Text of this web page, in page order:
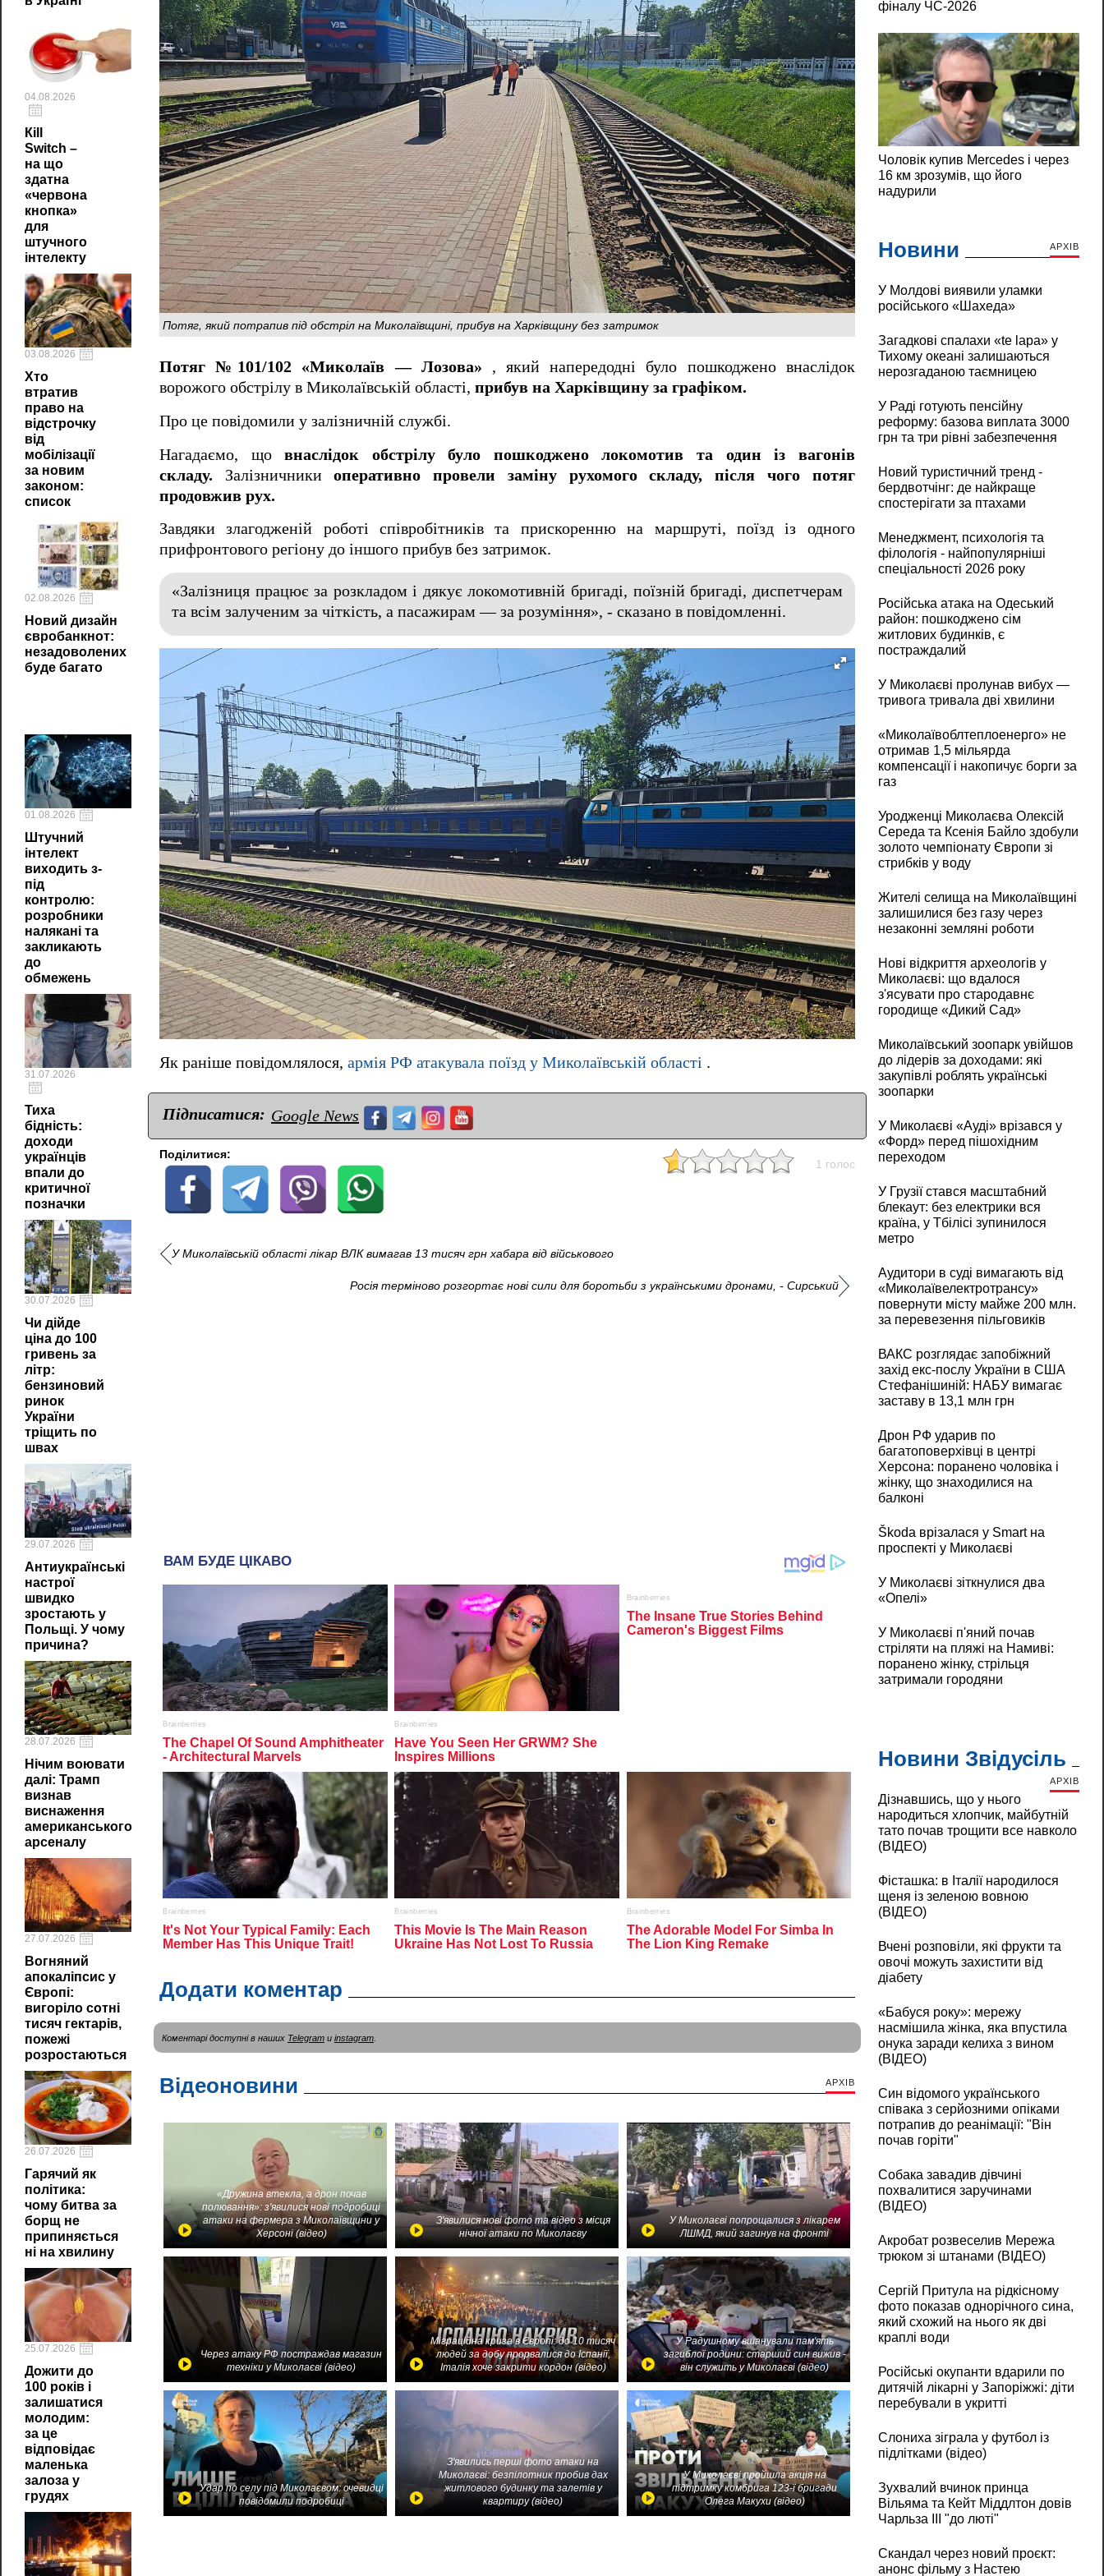
04.08.2026
Кill
Switch –
на що
здатна
«червона
кнопка»
для
штучного
інтелекту
03.08.2026
Хто
втратив
право на
відстрочку
від
мобілізації
за новим
законом:
список
02.08.2026
Новий дизайн
євробанкнот:
незадоволених
буде багато
01.08.2026
Штучний
інтелект
виходить з-
під
контролю:
розробники
налякані та
закликають
до
обмежень
31.07.2026
Тиха
бідність:
доходи
українців
впали до
критичної
позначки
30.07.2026
Чи дійде
ціна до 100
гривень за
літр:
бензиновий
ринок
України
тріщить по
швах
29.07.2026
Антиукраїнські
настрої
швидко
зростають у
Польщі. У чому
причина?
28.07.2026
Нічим воювати
далі: Трамп
визнав
виснаження
американського
арсеналу
27.07.2026
Вогняний
апокаліпсис у
Європі:
вигоріло сотні
тисяч гектарів,
пожежі
розростаються
26.07.2026
Гарячий як
політика:
чому битва за
борщ не
припиняється
ні на хвилину
25.07.2026
Дожити до
100 років і
залишатися
молодим:
за це
відповідає
маленька
залоза у
грудях
Потяг, який потрапив під обстріл на Миколаївщині, прибув на Харківщину без затримок
Потяг №101/102 «Миколаїв — Лозова» , який напередодні було пошкоджено внаслідок
ворожого обстрілу в Миколаївській області, прибув на Харківщину за графіком.
Про це повідомили у залізничній службі.
Нагадаємо, щовнаслідок обстрілу було пошкоджено локомотив та один із вагонів
складу. Залізничникиоперативно провели заміну рухомого складу, після чого потяг
продовжив рух.
Завдяки злагодженій роботі співробітників та прискоренню на маршруті, поїзд із одного
прифронтового регіону до іншого прибув без затримок.
«Залізниця працює за розкладом і дякує локомотивній бригаді, поїзній бригаді, диспетчерам
та всім залученим за чіткість, а пасажирам — за розуміння», - сказано в повідомленні.
Як раніше повідомлялося, армія РФ атакувала поїзд у Миколаївській області .
Підписатися: Google News
Поділитися:
1 голос
У Миколаївській області лікар ВЛК вимагав 13 тисяч грн хабара від військового
Росія терміново розгортає нові сили для боротьби з українськими дронами, - Сирський
Додати коментар
Коментарі доступні в наших Telegram и instagram
Відеоновини АРХІВ
«Дружина втекла, а дрон почав
полювання»: з'явилися нові подробиці
атаки на фермера з Миколаївщини у
Херсоні (відео)
З'явилися нові фото та відео з місця
нічної атаки по Миколаєву
У Миколаєві попрощалися з лікарем
ЛШМД, який загинув на фронті
Через атаку РФ постраждав магазин
техніки у Миколаєві (відео)
Міграційна криза в Європі: до 10 тисяч
людей за добу прорвалися до Іспанії,
Італія хоче закрити кордон (відео)
У Радушному вшанували пам'ять
загиблої родини: старший син вижив -
він служить у Миколаєві (відео)
Удар по селу під Миколаєвом: очевидці
повідомили подробиці
З'явились перші фото атаки на
Миколаєві: безпілотник пробив дах
житлового будинку та залетів у
квартиру (відео)
У Миколаєві пройшла акція на
підтримку комбрига 123-ї бригади
Олега Макухи (відео)
Новини АРХІВ
У Молдові виявили уламки
російського «Шахеда»
Загадкові спалахи «te lapa» у
Тихому океані залишаються
нерозгаданою таємницею
У Раді готують пенсійну
реформу: базова виплата 3000
грн та три рівні забезпечення
Новий туристичний тренд -
бердвотчінг: де найкраще
спостерігати за птахами
Менеджмент, психологія та
філологія - найпопулярніші
спеціальності 2026 року
Російська атака на Одеський
район: пошкоджено сім
житлових будинків, є
постраждалий
У Миколаєві пролунав вибух —
тривога тривала дві хвилини
«Миколаївоблтеплоенерго» не
отримав 1,5 мільярда
компенсації і накопичує борги за
газ
Уродженці Миколаєва Олексій
Середа та Ксенія Байло здобули
золото чемпіонату Європи зі
стрибків у воду
Жителі селища на Миколаївщині
залишилися без газу через
незаконні земляні роботи
Нові відкриття археологів у
Миколаєві: що вдалося
з'ясувати про стародавнє
городище «Дикий Сад»
Миколаївський зоопарк увійшов
до лідерів за доходами: які
закупівлі роблять українські
зоопарки
У Миколаєві «Ауді» врізався у
«Форд» перед пішохідним
переходом
У Грузії стався масштабний
блекаут: без електрики вся
країна, у Тбілісі зупинилося
метро
Аудитори в суді вимагають від
«Миколаївелектротрансу»
повернути місту майже 200 млн.
за перевезення пільговиків
ВАКС розглядає запобіжний
захід екс-послу України в США
Стефанішиній: НАБУ вимагає
заставу в 13,1 млн грн
Дрон РФ ударив по
багатоповерхівці в центрі
Херсона: поранено чоловіка і
жінку, що знаходилися на
балконі
Škoda врізалася у Smart на
проспекті у Миколаєві
У Миколаєві зіткнулися два
«Опелі»
У Миколаєві п'яний почав
стріляти на пляжі на Намиві:
поранено жінку, стрільця
затримали городяни
Новини Звідусіль
АРХІВ
Дізнавшись, що у нього
народиться хлопчик, майбутній
тато почав трощити все навколо
(ВІДЕО)
Фісташка: в Італії народилося
щеня із зеленою вовною
(ВІДЕО)
Вчені розповіли, які фрукти та
овочі можуть захистити від
діабету
«Бабуся року»: мережу
насмішила жінка, яка впустила
онука заради келиха з вином
(ВІДЕО)
Син відомого українського
співака з серйозними опіками
потрапив до реанімації: "Він
почав горіти"
Собака завадив дівчині
похвалитися заручинами
(ВІДЕО)
Акробат розвеселив Мережа
трюком зі штанами (ВІДЕО)
Сергій Притула на рідкісному
фото показав однорічного сина,
який схожий на нього як дві
краплі води
Російські окупанти вдарили по
дитячій лікарні у Запоріжжі: діти
перебували в укритті
Слониха зіграла у футбол із
підлітками (відео)
Зухвалий вчинок принца
Вільяма та Кейт Міддлтон довів
Чарльза III "до люті"
Скандал через новий проєкт:
анонс фільму з Настею